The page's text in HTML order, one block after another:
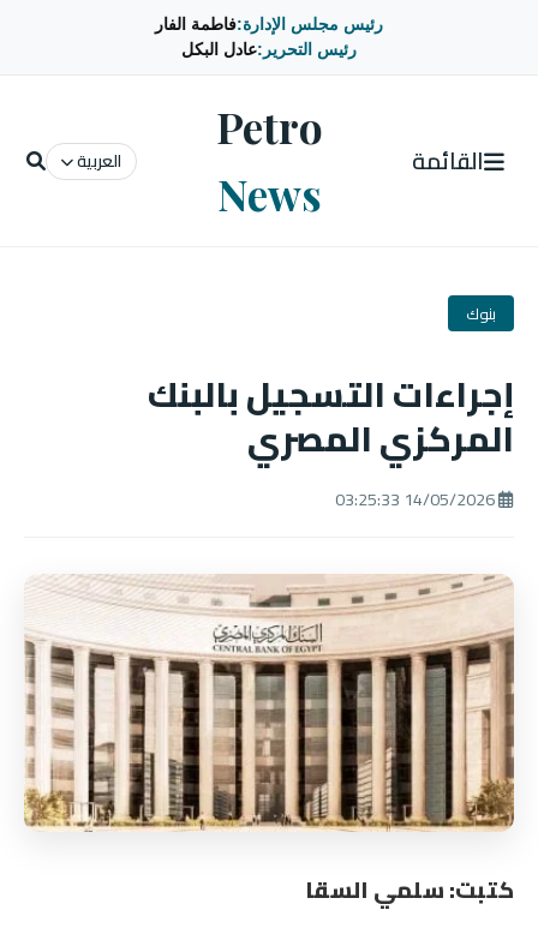
رئيس مجلس الإدارة:فاطمة الفار
رئيس التحرير:عادل البكل
القائمة
Petro
News
العربية
بنوك
إجراءات التسجيل بالبنك
المركزي المصري
كتبت: سلمي السقا